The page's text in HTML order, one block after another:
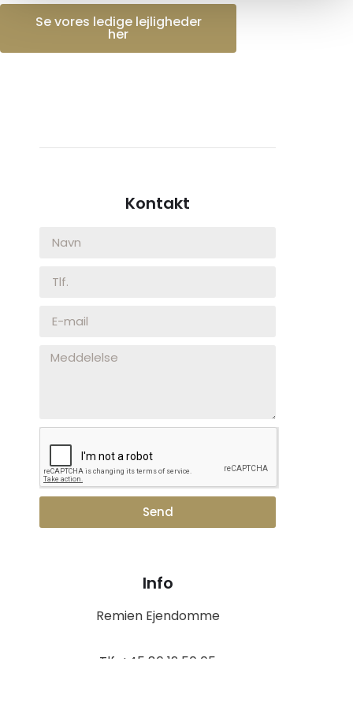
Se vores ledige lejligheder
her
Kontakt
Send
Info
Remien Ejendomme
Tlf. +45 86 12 50 05